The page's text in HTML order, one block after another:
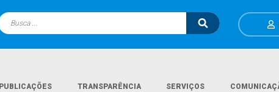
PUBLICAÇÕES TRANSPARÊNCIA SERVIÇOS